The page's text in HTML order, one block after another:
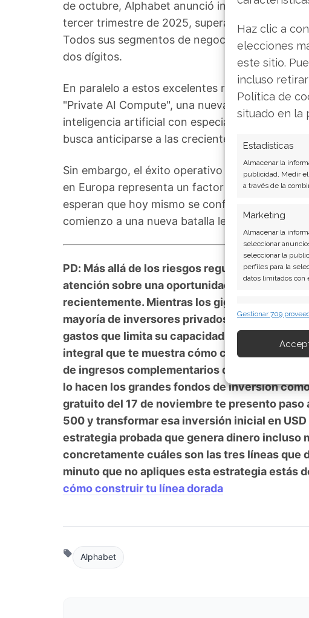
Haz clic a
elecciones
este sitio.
incluso
Política de
situado en la
Estadísticas
Almacenar la
publicidad, Medir
a través de la
Marketing
Almacenar la
seleccionar
seleccionar la
perfiles para la
datos limitados con
información
Garantizar la
fallos, Ofrecer
comunicar las
Gestionar 709
de octubre, Alphabet anunció ingresos récord
tercer trimestre de 2025, superando por
Todos sus segmentos de negocio, incluido
dos dígitos.
En paralelo a estos excelentes resultados, la
"Private AI Compute", una nueva plataforma en
inteligencia artificial con especial atención a la
busca anticiparse a las crecientes
Sin embargo, el éxito operativo no mitiga la
en Europa representa un factor de riesgo
esperan que hoy mismo se confirme el inicio
comienzo a una nueva batalla legal que podría
PD: Más allá de los riesgos regulatorios que
atención sobre una oportunidad de inversión
recientemente. Mientras los gigantes
mayoría de inversores privados siguen
gastos que limita su capacidad de crear
integral que te muestra cómo construir lo que
de ingresos complementarios diseñada para
lo hacen los grandes fondos de inversión
gratuito del 17 de noviembre te presento paso
500 y transformar esa inversión inicial en
estrategia probada que genera dinero incluso
concretamente cuáles son las tres líneas que
minuto que no apliques esta estrategia estás
cómo construir tu línea dorada
Alphabet